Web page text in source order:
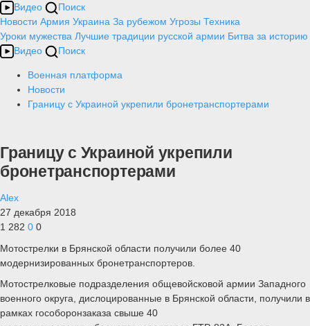
Видео
Поиск
Новости Армия Украина За рубежом Угрозы Техника
Уроки мужества Лучшие традиции русской армии Битва за историю
Видео
Поиск
Военная платформа
Новости
Границу с Украиной укрепили бронетранспортерами
Границу с Украиной укрепили
бронетранспортерами
Alex
27 декабря 2018
1 282 0 0
Мотострелки в Брянской области получили более 40
модернизированных бронетранспортеров.
Мотострелковые подразделения общевойсковой армии Западного
военного округа, дислоцированные в Брянской области, получили в
рамках гособоронзаказа свыше 40